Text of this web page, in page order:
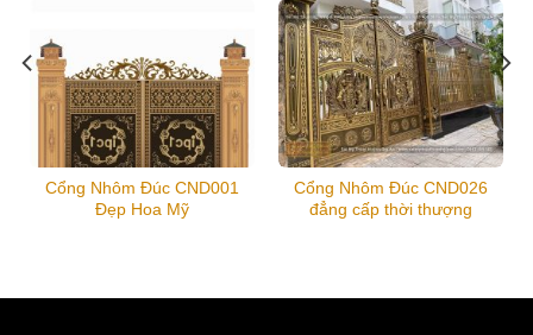
Cổng Nhôm Đúc CND001
Đẹp Hoa Mỹ
Cổng Nhôm Đúc CND026
đẳng cấp thời thượng